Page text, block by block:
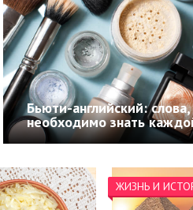
Бьюти-английский:
необходимо знать
ЖИЗНЬ И